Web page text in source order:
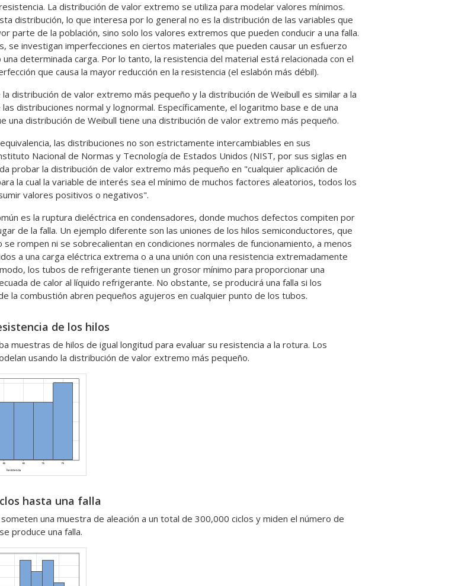
La distribución de valor extremo se utiliza para modelar valores mínimos.
distribución, lo que interesa por lo general no es la distribución de las variables que
parte de la población, sino solo los valores extremos que pueden conducir a una falla.
se investigan imperfecciones en ciertos materiales que pueden causar un esfuerzo
determinada carga. Por lo tanto, la resistencia del material está relacionada con el
que causa la mayor reducción en la resistencia (el eslabón más débil).
distribución de valor extremo más pequeño y la distribución de Weibull es similar a la
distribuciones normal y lognormal. Específicamente, el logaritmo base e de una
una distribución de Weibull tiene una distribución de valor extremo más pequeño.
las distribuciones no son estrictamente intercambiables en sus
Nacional de Normas y Tecnología de Estados Unidos (NIST, por sus siglas en
probar la distribución de valor extremo más pequeño en "cualquier aplicación de
la cual la variable de interés sea el mínimo de muchos factores aleatorios, todos los
valores positivos o negativos".
es la ruptura dieléctrica en condensadores, donde muchos defectos compiten por
de la falla. Un ejemplo diferente son las uniones de los hilos semiconductores, que
se rompen ni se sobrecalientan en condiciones normales de funcionamiento, a menos
a una carga eléctrica extrema o a una unión con una resistencia extremadamente
los tubos de refrigerante tienen un grosor mínimo para proporcionar una
de calor al líquido refrigerante. No obstante, se producirá una falla si los
la combustión abren pequeños agujeros en cualquier punto de los tubos.
de los hilos
muestras de hilos de igual longitud para evaluar su resistencia a la rotura. Los
usando la distribución de valor extremo más pequeño.
hasta una falla
una muestra de aleación a un total de 300,000 ciclos y miden el número de
produce una falla.